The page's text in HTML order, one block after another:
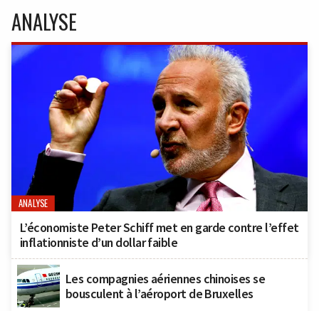
ANALYSE
ANALYSE
L’économiste Peter Schiff met en garde contre l’effet
inflationniste d’un dollar faible
Les compagnies aériennes chinoises se
bousculent à l’aéroport de Bruxelles